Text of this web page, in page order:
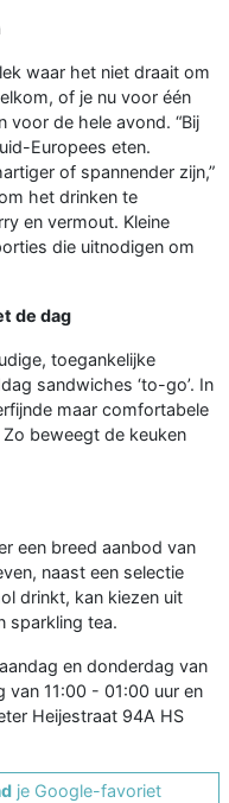
waar het niet draait om
of je nu voor één
voor de hele avond. “Bij
Europees eten.
of spannender zijn,”
het drinken te
en vermout. Kleine
die uitnodigen om
de dag
toegankelijke
sandwiches ‘to-go’. In
maar comfortabele
beweegt de keuken
een breed aanbod van
naast een selectie
drinkt, kan kiezen uit
sparkling tea.
en donderdag van
van 11:00 - 01:00 uur en
Heijestraat 94A HS
je Google-favoriet